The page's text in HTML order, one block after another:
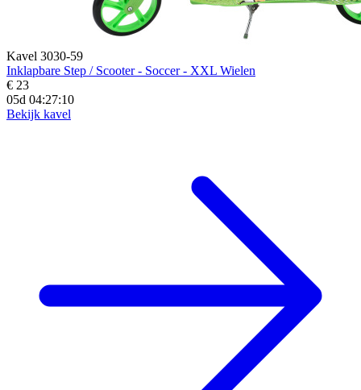
Kavel 3030-59
Inklapbare Step / Scooter - Soccer - XXL Wielen
€ 23
05d 04:27:09
Bekijk kavel